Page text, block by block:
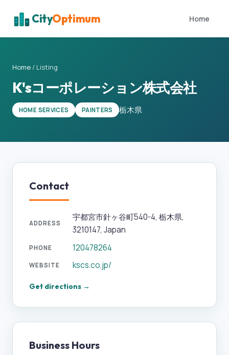
CityOptimum Home
Home / Listing
K'sコーポレーション株式会社
HOME SERVICES PAINTERS 栃木県
Contact
ADDRESS
宇都宮市針ヶ谷町540-4, 栃木県,
3210147, Japan
PHONE 120478264
WEBSITE kscs.co.jp/
Get directions →
Business Hours